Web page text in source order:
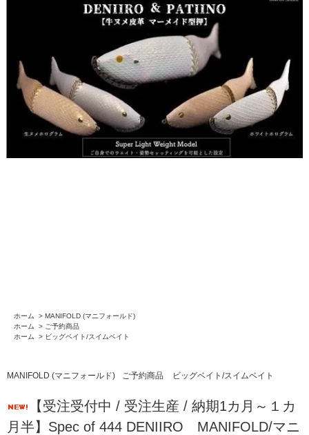
ホーム > MANIFOLD (マニフォールド)
ホーム
> ご予約商品
ホーム
> ビッグベイト/スイムベイト
MANIFOLD (マニフォールド) ご予約商品 ビッグベイト/スイムベイト
【受注受付中 / 受注生産 / 納期1カ月～１カ
月半】Spec of 444 DENIIRO MANIFOLD/マニ